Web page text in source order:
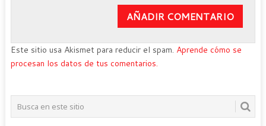
Este sitio usa Akismet para reducir el spam. Aprende cómo se
procesan los datos de tus comentarios.